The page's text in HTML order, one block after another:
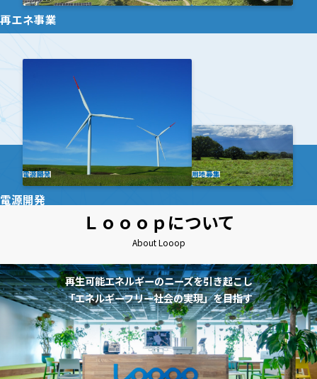
再エネ事業
電源開発 用地募集
電源開発
Ｌｏｏｏｐについて
About Looop
再生可能エネルギーのニーズを引き起こし
「エネルギーフリー社会の実現」を目指す